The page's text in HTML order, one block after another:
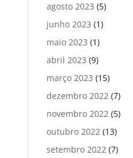
agosto 2023 (5)
junho 2023 (1)
maio 2023 (1)
abril 2023 (9)
março 2023 (15)
dezembro 2022 (7)
novembro 2022 (5)
outubro 2022 (13)
setembro 2022 (7)